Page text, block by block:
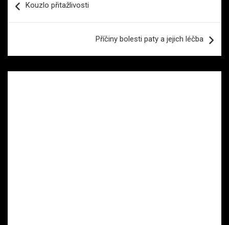
proKouzlo přitažlivosti
Příčiny bolesti paty a jejich léčba